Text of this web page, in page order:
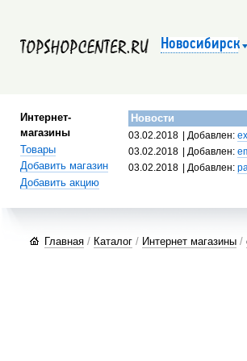
Новосибирск
Интернет-
магазины
Товары
Добавить магазин
Добавить акцию
Новости
03.02.2018 | Добавлен:
03.02.2018
| Добавлен:
03.02.2018
| Добавлен:
Главная / Каталог / Интернет магазины /